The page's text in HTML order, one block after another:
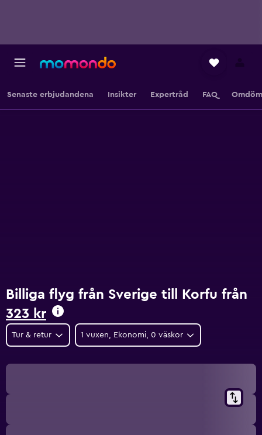
Senaste erbjudandena Insikter Expertråd FAQ
Billiga flyg från Sverige till Korfu från
323 kr
Tur & retur 1 vuxen, Ekonomi, 0 väskor